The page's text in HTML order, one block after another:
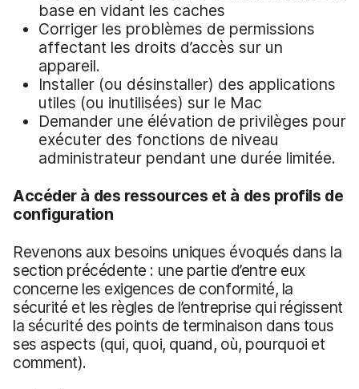
base en vidant les caches
Corriger les problèmes de permissions
affectant les droits d’accès sur un
appareil.
Installer (ou désinstaller) des applications
utiles (ou inutilisées) sur le Mac
Demander une élévation de privilèges pour
exécuter des fonctions de niveau
administrateur pendant une durée limitée.
Accéder à des ressources et à des profils de
configuration
Revenons aux besoins uniques évoqués dans la
section précédente : une partie d’entre eux
concerne les exigences de conformité, la
sécurité et les règles de l’entreprise qui régissent
la sécurité des points de terminaison dans tous
ses aspects (qui, quoi, quand, où, pourquoi et
comment).